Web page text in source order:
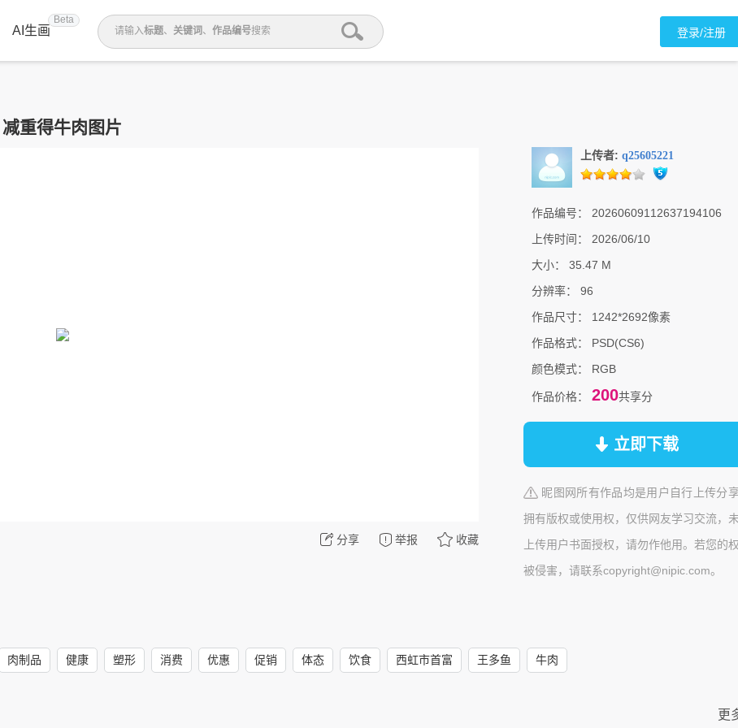
AI生画
Beta
请输入标题、 关键词 、 作品编号搜索 登录/注册
减重得牛肉图片
分享 举报 收藏
上传者: q25605221
作品编号：
20260609112637194106
上传时间：
2026/06/10
大小：
35.47 M
分辨率：
96
作品尺寸：
1242*2692像素
作品格式：
PSD(CS6)
颜色模式：
RGB
作品价格： 200共享分
立即下载
昵图网所有作品均是用户自行上传分
拥有版权或使用权，仅供网友学习交流，
上传用户书面授权，请勿作他用。若您的
被侵害，请联系copyright@nipic.com。
肉制品 健康 塑形 消费 优惠 促销 体态 饮食 西虹市首富 王多鱼 牛肉
更